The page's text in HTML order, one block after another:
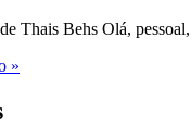
Thais Behs Olá,
»